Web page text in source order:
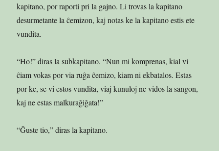
kapitano, por raporti pri la gajno. Li trovas la kapitano
desurmetante la ĉemizon, kaj notas ke la kapitano estis ete
vundita.
“Ho!” diras la subkapitano. “Nun mi komprenas, kial vi
ĉiam vokas por via ruĝa ĉemizo, kiam ni ekbatalos. Estas
por ke, se vi estos vundita, viaj kunuloj ne vidos la sangon,
kaj ne estas malkuraĝiĝata!”
“Ĝuste tio,” diras la kapitano.